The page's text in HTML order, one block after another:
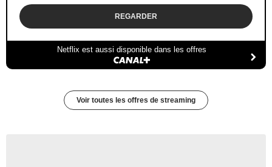
REGARDER
Netflix est aussi disponible dans les offres
Voir toutes les offres de streaming